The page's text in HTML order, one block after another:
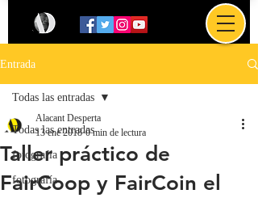
Entrada
Todas las entradas
fotografía
fotografía
Todas las entradas
Taller práctico de
FairCoop y FairCoin el
Alacant Desperta
13 ene 2018 0 min de lectura